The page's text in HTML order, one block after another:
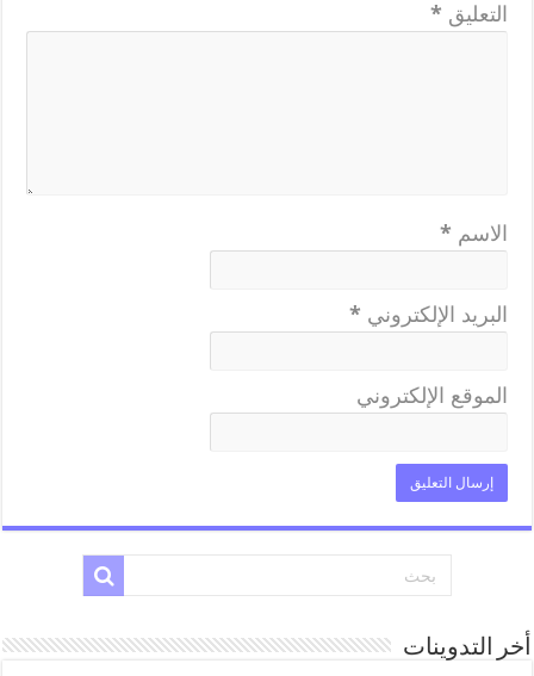
التعليق *
الاسم *
البريد الإلكتروني *
الموقع الإلكتروني
أخر التدوينات